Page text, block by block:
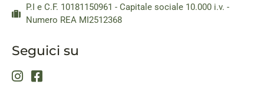
P.I e C.F. 10181150961 - Capitale sociale 10.000 i.v. -
Numero REA MI2512368
Seguici su